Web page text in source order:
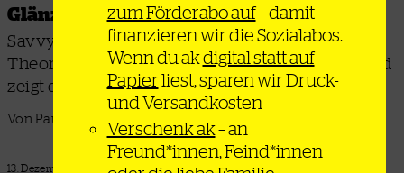
Glänzende Ode
Savvy Contemporary aus Berlin widmet dem
Theoretiker Walter Rodney eine Ausstellung und
zeigt die Relevanz seines Werkes heute
Von Paul Dziedzic
13. Dezember 2022
zum Förderabo auf– damit
finanzieren wir die Sozialabos.
Wenn du akdigital statt auf
Papierliest, sparen wir Druck-
und Versandkosten
Verschenk ak– an
Freund*innen, Feind*innen